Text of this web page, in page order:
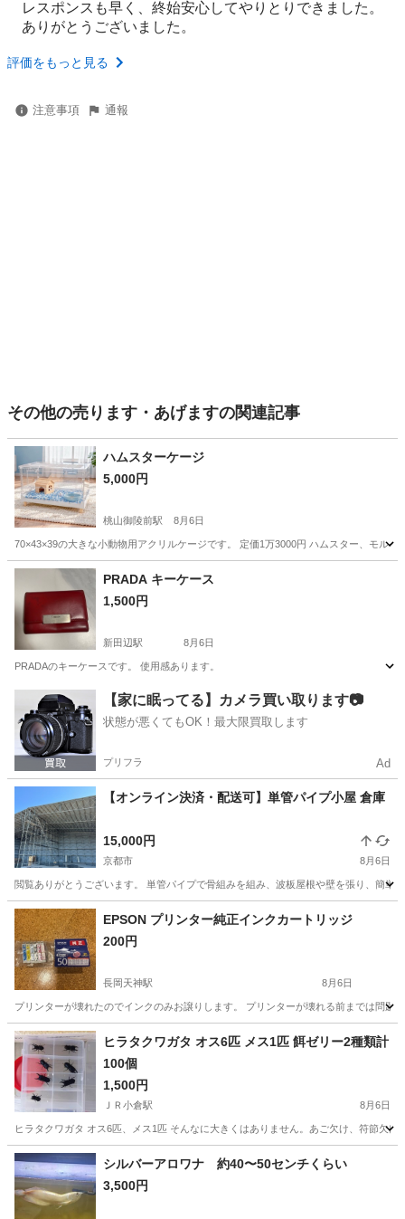
レスポンスも早く、終始安心してやりとりできました。
ありがとうございました。
評価をもっと見る
注意事項 通報
その他の売ります・あげますの関連記事
ハムスターケージ
5,000円
桃山御陵前駅 8月6日
70×43×39の大きな小動物用アクリルケージです。 定価1万3000円 ハムスター、モル
京都 京都市 桃山御陵前駅
PRADA キーケース
1,500円
新田辺駅 8月6日
PRADAのキーケースです。 使用感あります。
京田辺市 新田辺駅 その他 PRADA
【家に眠ってる】カメラ買い取ります📷
状態が悪くてもOK！最大限買取します
プリフラ Ad
【オンライン決済・配送可】単管パイプ小屋 倉庫
15,000円
京都市 8月6日
閲覧ありがとうございます。 単管パイプで骨組みを組み、波板屋根や壁を張り、簡
京都 京都市 単管パイプ
EPSON プリンター純正インクカートリッジ
200円
長岡天神駅 8月6日
プリンターが壊れたのでインクのみお譲りします。 プリンターが壊れる前までは問
京都 長岡京市 長岡天神駅 その他
ヒラタクワガタ オス6匹 メス1匹 餌ゼリー2種類計
100個
1,500円
ＪＲ小倉駅 8月6日
ヒラタクワガタ オス6匹、メス1匹 そんなに大きくはありません。あご欠け、符節欠
京都 宇治市 ＪＲ小倉駅 その他 ヒラタクワガタ
シルバーアロワナ 約40〜50センチくらい
3,500円